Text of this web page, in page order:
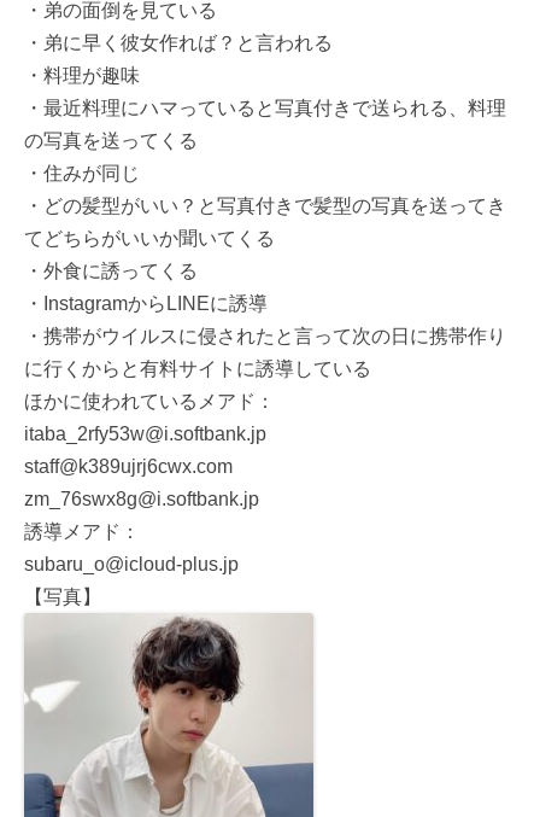
・弟の面倒を見ている
・弟に早く彼女作れば？と言われる
・料理が趣味
・最近料理にハマっていると写真付きで送られる、料理
の写真を送ってくる
・住みが同じ
・どの髪型がいい？と写真付きで髪型の写真を送ってき
てどちらがいいか聞いてくる
・外食に誘ってくる
・InstagramからLINEに誘導
・携帯がウイルスに侵されたと言って次の日に携帯作り
に行くからと有料サイトに誘導している
ほかに使われているメアド：
itaba_2rfy53w@i.softbank.jp
staff@k389ujrj6cwx.com
zm_76swx8g@i.softbank.jp
誘導メアド：
subaru_o@icloud-plus.jp
【写真】